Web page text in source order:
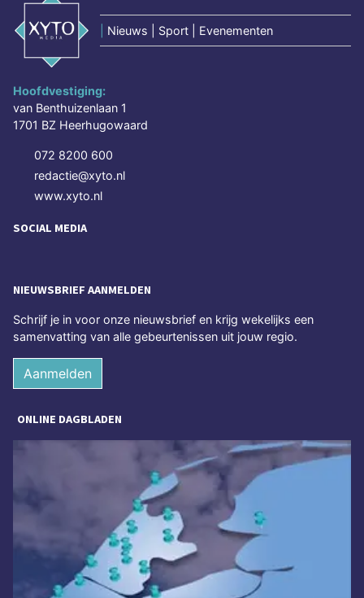
Nieuws | Sport | Evenementen
Hoofdvestiging:
van Benthuizenlaan 1
1701 BZ Heerhugowaard
072 8200 600
redactie@xyto.nl
www.xyto.nl
SOCIAL MEDIA
NIEUWSBRIEF AANMELDEN
Schrijf je in voor onze nieuwsbrief en krijg wekelijks een
samenvatting van alle gebeurtenissen uit jouw regio.
Aanmelden
ONLINE DAGBLADEN